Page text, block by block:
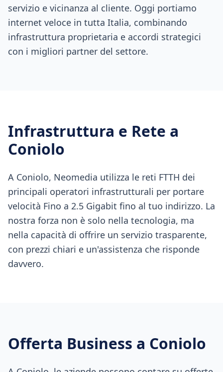
servizio e vicinanza al cliente. Oggi portiamo
internet veloce in tutta Italia, combinando
infrastruttura proprietaria e accordi strategici
con i migliori partner del settore.
Infrastruttura e Rete a
Coniolo
A Coniolo, Neomedia utilizza le reti FTTH dei
principali operatori infrastrutturali per portare
velocità Fino a 2.5 Gigabit fino al tuo indirizzo. La
nostra forza non è solo nella tecnologia, ma
nella capacità di offrire un servizio trasparente,
con prezzi chiari e un'assistenza che risponde
davvero.
Offerta Business a Coniolo